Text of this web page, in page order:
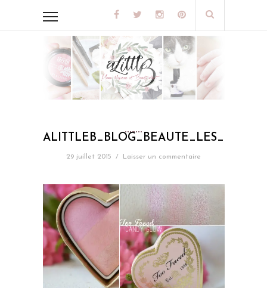
29 juillet 2015 / Laisser un commentaire